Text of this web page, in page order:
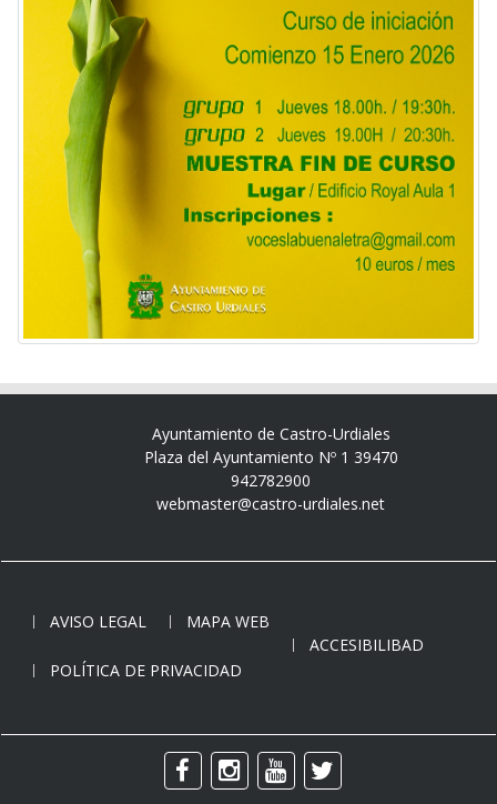
Ayuntamiento de Castro-Urdiales
Plaza del Ayuntamiento Nº 1 39470
942782900
webmaster@castro-urdiales.net
AVISO LEGAL
MAPA WEB
ACCESIBILIBAD
POLÍTICA DE PRIVACIDAD